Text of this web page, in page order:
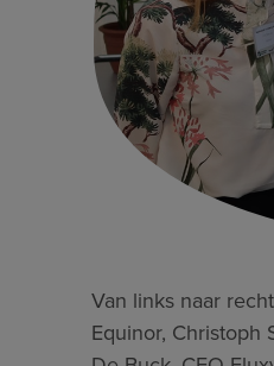
Van links naar
Equinor, Christoph